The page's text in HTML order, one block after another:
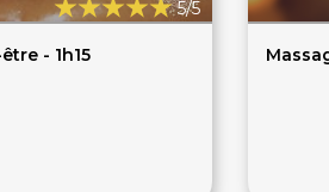
5/5
- 1h15